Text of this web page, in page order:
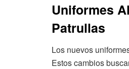
Uniformes
Patrullas
Los nuevos
Estos cambios